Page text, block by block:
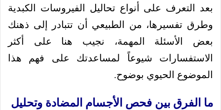
بعد التعرف على أنواع تحاليل الفيروسات الكبدية
وطرق تفسيرها، من الطبيعي أن تتبادر إلى ذهنك
بعض الأسئلة المهمة، نجيب هنا على أكثر
الاستفسارات شيوعاً لمساعدتك على فهم هذا
الموضوع الحيوي بوضوح.
ما الفرق بين فحص الأجسام المضادة وتحليل